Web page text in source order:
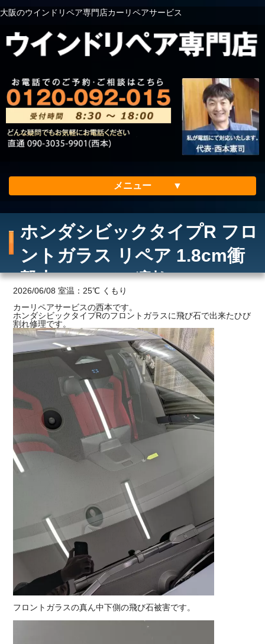
大阪のウインドリペア専門店カーリペアサービス
メニュー
会社案内
メリット
ご利用の流れ
価格
ホンダシビックタイプR フロ
ントガラス リペア 1.8cm衝
撃点2つのひび割れ
2026/06/08 室温：25℃ くもり
カーリペアサービスの西本です。
ホンダシビックタイプRのフロントガラスに飛び石で出来たひび
割れ修理です。
フロントガラスの真ん中下側の飛び石被害です。